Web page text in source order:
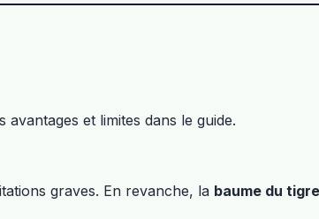
et limites dans le guide.
graves. En revanche, la baume du